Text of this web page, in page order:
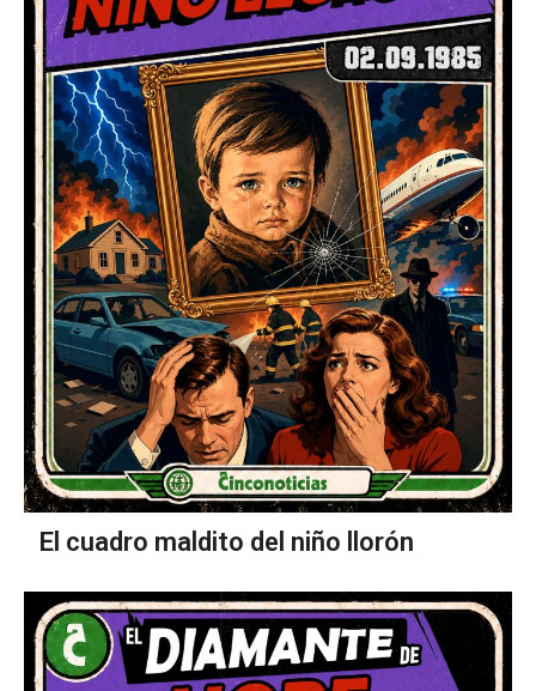
El cuadro maldito del niño llorón